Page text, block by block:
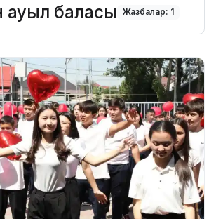
ауыл баласы Жазбалар: 1